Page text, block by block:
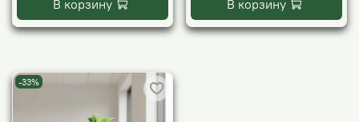
В корзину В корзину
-33%